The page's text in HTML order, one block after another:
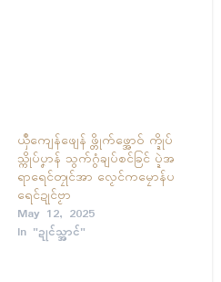
ယှဳကျေန်ဖျေန် ဖ္တိုက်ဖ္အောဝ် က္ဍိုပ်
သ္ကိုပ်ပၞာန် သွက်ဂွံချပ်စၚ်ခြၚ် ပ္ဍဲအ
ရာရေၚ်တၠုၚ်အာ လၟေၚ်ကမၠောန်ပ
ရေၚ်ဍုၚ်ဗၟာ
May 12, 2025
In "ဍုၚ်သ္အာၚ်"